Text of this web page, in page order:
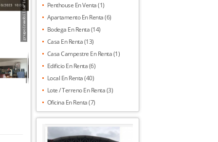
Penthouse En Venta (1)
Apartamento En Renta (6)
Bodega En Renta (14)
Casa En Renta (13)
Casa Campestre En Renta (1)
Edificio En Renta (6)
Local En Renta (40)
Lote / Terreno En Renta (3)
Oficina En Renta (7)